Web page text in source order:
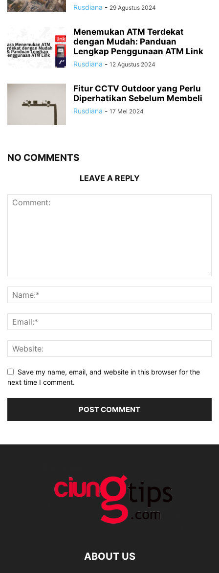
Rusdiana - 29 Agustus 2024
Menemukan ATM Terdekat
dengan Mudah: Panduan
Lengkap Penggunaan ATM Link
Rusdiana - 12 Agustus 2024
Fitur CCTV Outdoor yang Perlu
Diperhatikan Sebelum Membeli
Rusdiana - 17 Mei 2024
NO COMMENTS
LEAVE A REPLY
Save my name, email, and website in this browser for the
next time I comment.
ABOUT US